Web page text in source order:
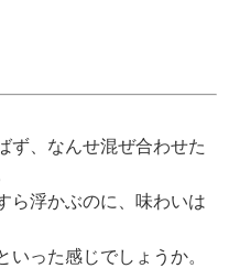
ず、なんせ混ぜ合わせた
ら浮かぶのに、味わいは
った感じでしょうか。